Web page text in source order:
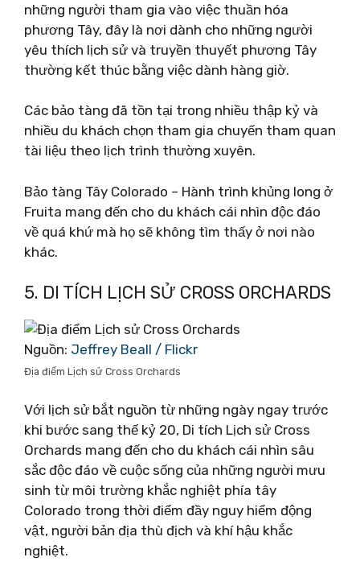
những người tham gia vào việc thuần hóa
phương Tây, đây là nơi dành cho những người
yêu thích lịch sử và truyền thuyết phương Tây
thường kết thúc bằng việc dành hàng giờ.
Các bảo tàng đã tồn tại trong nhiều thập kỷ và
nhiều du khách chọn tham gia chuyến tham quan
tài liệu theo lịch trình thường xuyên.
Bảo tàng Tây Colorado – Hành trình khủng long ở
Fruita mang đến cho du khách cái nhìn độc đáo
về quá khứ mà họ sẽ không tìm thấy ở nơi nào
khác.
5. DI TÍCH LỊCH SỬ CROSS ORCHARDS
Nguồn: Jeffrey Beall / Flickr
Địa điểm Lịch sử Cross Orchards
Với lịch sử bắt nguồn từ những ngày ngay trước
khi bước sang thế kỷ 20, Di tích Lịch sử Cross
Orchards mang đến cho du khách cái nhìn sâu
sắc độc đáo về cuộc sống của những người mưu
sinh từ môi trường khắc nghiệt phía tây
Colorado trong thời điểm đầy nguy hiểm động
vật, người bản địa thù địch và khí hậu khắc
nghiệt.